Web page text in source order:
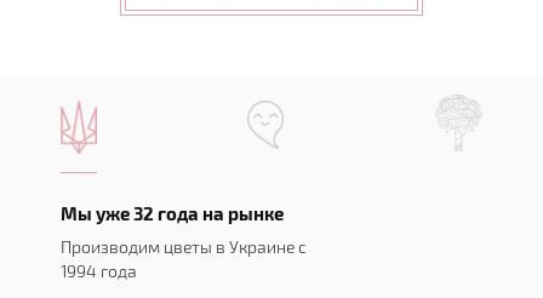
Мы уже 32 года на рынке
Производим цветы в Украине с
1994 года